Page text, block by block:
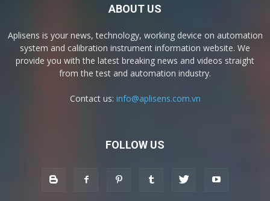
ABOUT US
Aplisens is your news, technology, working device on automation
system and calibration instrument information website. We
provide you with the latest breaking news and videos straight
from the test and automation industry.
Contact us: info@aplisens.com.vn
FOLLOW US